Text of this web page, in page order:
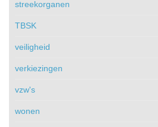
streekorganen
TBSK
veiligheid
verkiezingen
vzw's
wonen